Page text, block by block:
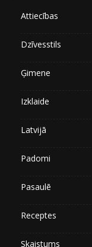
Attiecības
Dzīvesstils
Ģimene
Izklaide
Latvijā
Padomi
Pasaulē
Receptes
Skaistums